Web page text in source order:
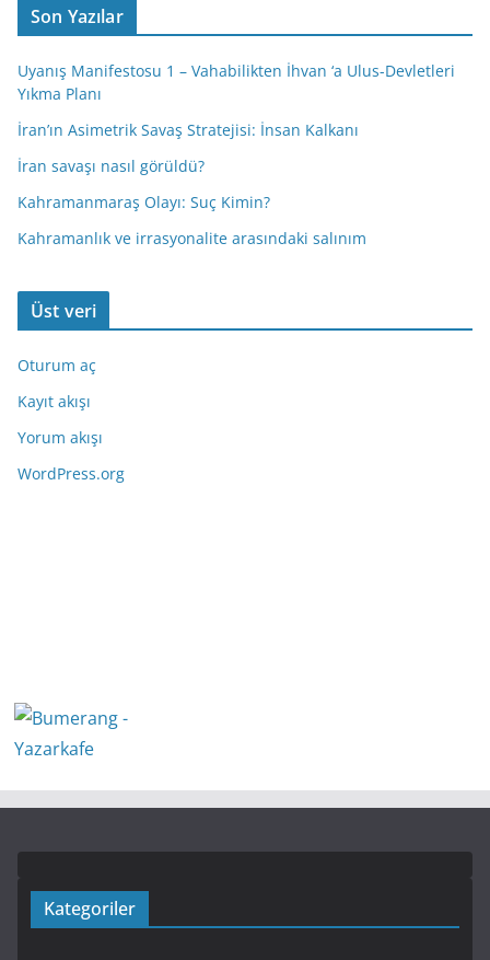
Son Yazılar
Uyanış Manifestosu 1 – Vahabilikten İhvan ‘a Ulus-Devletleri
Yıkma Planı
İran’ın Asimetrik Savaş Stratejisi: İnsan Kalkanı
İran savaşı nasıl görüldü?
Kahramanmaraş Olayı: Suç Kimin?
Kahramanlık ve irrasyonalite arasındaki salınım
Üst veri
Oturum aç
Kayıt akışı
Yorum akışı
WordPress.org
Kategoriler